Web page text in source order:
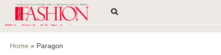
Home » Paragon